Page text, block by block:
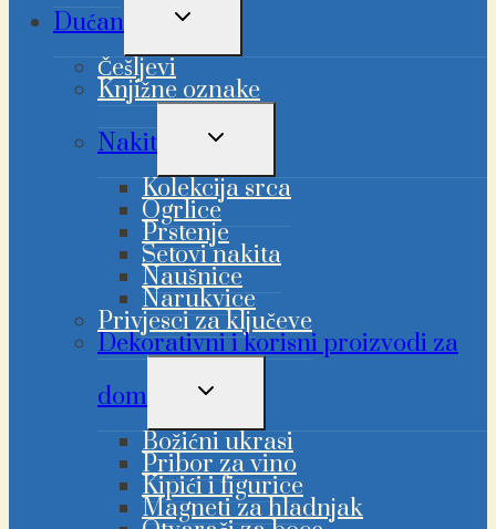
Dućan
UKLJUČI/ISKLJUČI
Češljevi
Knjižne oznake
Nakit
UKLJUČI/ISKLJUČI
Kolekcija srca
Ogrlice
Prstenje
Setovi nakita
Naušnice
Narukvice
Privjesci za ključeve
Dekorativni i korisni proizvodi za
dom
UKLJUČI/ISKLJUČI
Božićni ukrasi
Pribor za vino
Kipići i figurice
Magneti za hladnjak